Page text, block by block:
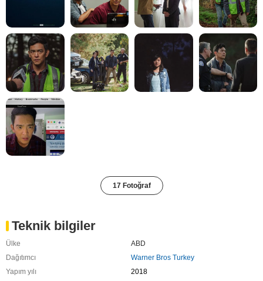
17 Fotoğraf
Teknik bilgiler
Ülke
ABD
Dağıtımcı
Warner Bros Turkey
Yapım yılı
2018